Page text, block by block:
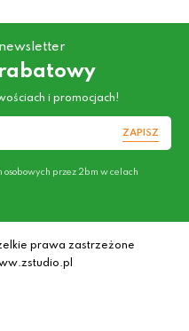
i promocjach!
ZAPISZ
przez 2bm w celach
prawa zastrzeżone